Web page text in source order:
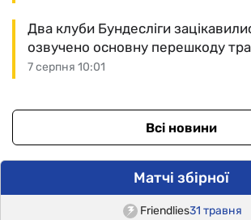
7 серпня 10:01
Два клуби Бундесліги
озвучено основну перешкоду
Всі новини
Матчі збірної
Friendlies31 травня